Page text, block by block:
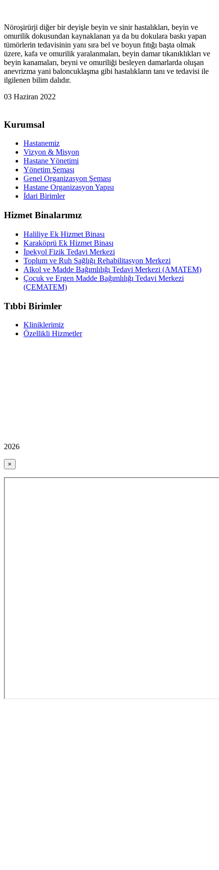
Nöroşirürji diğer bir deyişle beyin ve sinir hastalıkları, beyin ve
omurilik dokusundan kaynaklanan ya da bu dokulara baskı yapan
tümörlerin tedavisinin yanı sıra bel ve boyun fıtığı başta olmak
üzere, kafa ve omurilik yaralanmaları, beyin damar tıkanıklıkları ve
beyin kanamaları, beyni ve omuriliği besleyen damarlarda oluşan
anevrizma yani baloncuklaşma gibi hastalıkların tanı ve tedavisi ile
ilgilenen bilim dalıdır.
03 Haziran 2022
Kurumsal
Hastanemiz
Vizyon & Misyon
Hastane Yönetimi
Yönetim Şeması
Genel Organizasyon Şeması
Hastane Organizasyon Yapısı
İdari Birimler
Hizmet Binalarımız
Haliliye Ek Hizmet Binası
Karaköprü Ek Hizmet Binası
İpekyol Fizik Tedavi Merkezi
Toplum ve Ruh Sağlığı Rehabilitasyon Merkezi
Alkol ve Madde Bağımlılığı Tedavi Merkezi (AMATEM)
Çocuk ve Ergen Madde Bağımlılığı Tedavi Merkezi
(ÇEMATEM)
Tıbbi Birimler
Kliniklerimiz
Özellikli Hizmetler
2026
×